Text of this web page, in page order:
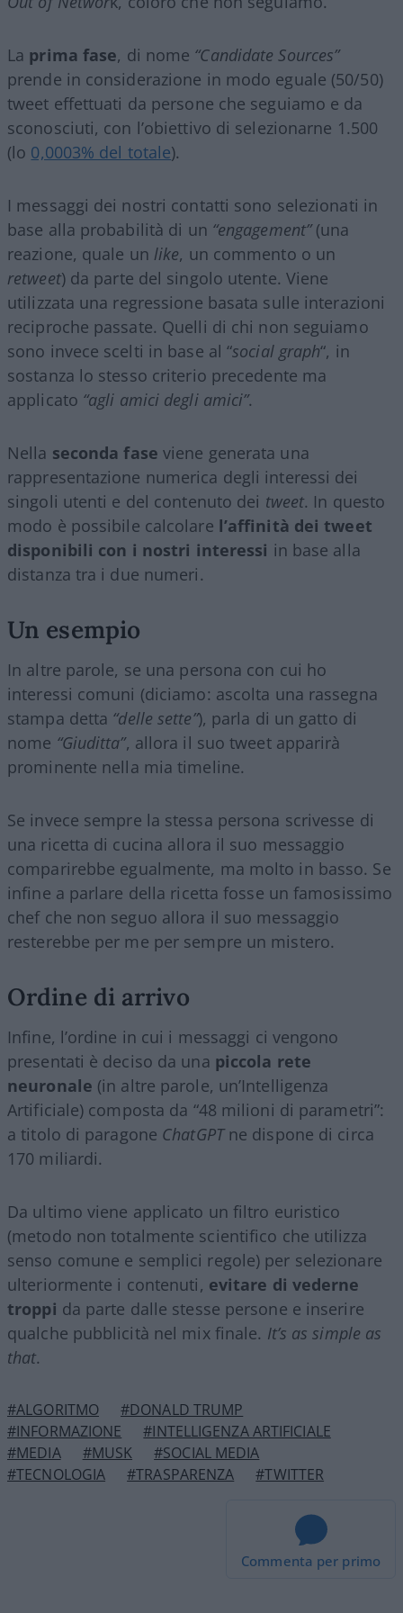
La prima fase, di nome “Candidate Sources”
prende in considerazione in modo eguale (50/50)
tweet effettuati da persone che seguiamo e da
sconosciuti, con l’obiettivo di selezionarne 1.500
(lo 0,0003% del totale).
I messaggi dei nostri contatti sono selezionati in
base alla probabilità di un “engagement”(una
reazione, quale un like, un commento o un
retweet) da parte del singolo utente. Viene
utilizzata una regressione basata sulle interazioni
reciproche passate. Quelli di chi non seguiamo
sono invece scelti in base al “social graph“, in
sostanza lo stesso criterio precedente ma
applicato “agli amici degli amici”.
Nella seconda fase viene generata una
rappresentazione numerica degli interessi dei
singoli utenti e del contenuto dei tweet. In questo
modo è possibile calcolare l’affinità dei tweet
disponibili con i nostri interessi in base alla
distanza tra i due numeri.
Un esempio
In altre parole, se una persona con cui ho
interessi comuni (diciamo: ascolta una rassegna
stampa detta “delle sette”), parla di un gatto di
nome “Giuditta”, allora il suo tweet apparirà
prominente nella mia timeline.
Se invece sempre la stessa persona scrivesse di
una ricetta di cucina allora il suo messaggio
comparirebbe egualmente, ma molto in basso. Se
infine a parlare della ricetta fosse un famosissimo
chef che non seguo allora il suo messaggio
resterebbe per me per sempre un mistero.
Ordine di arrivo
Infine, l’ordine in cui i messaggi ci vengono
presentati è deciso da una piccola rete
neuronale (in altre parole, un’Intelligenza
Artificiale) composta da “48 milioni di parametri”:
a titolo di paragone ChatGPTne dispone di circa
170 miliardi.
Da ultimo viene applicato un filtro euristico
(metodo non totalmente scientifico che utilizza
senso comune e semplici regole) per selezionare
ulteriormente i contenuti, evitare di vederne
troppi da parte dalle stesse persone e inserire
qualche pubblicità nel mix finale. It’s as simple as
that.
#ALGORITMO
#DONALD TRUMP
#INFORMAZIONE
#INTELLIGENZA ARTIFICIALE
#MEDIA
#MUSK
#SOCIAL MEDIA
#TECNOLOGIA
#TRASPARENZA #TWITTER
Commenta per primo